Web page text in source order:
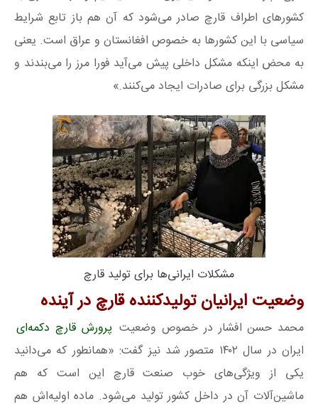
کشورهای اطراف قارچ صادر می‌شود که آن هم باز تابع شرایط
سیاسی با این کشورها به خصوص افغانستان و عراق است. یعنی
به محض اینکه مشکل داخلی پیش می‌آید فورا مرز را می‌بندند و
مشکل بزرگی برای صادرات ایجاد می‌کنند.»
مشکلات ایرانی‌ها برای تولید قارچ
وضعیت ایرانیان تولیدکننده قارچ در آینده
محمد حسن افشار در خصوص وضعیت پرورش قارچ دکمه‌ای
ایران در سال ۱۴۰۲ متصور شد نیز گفت: «همانطور که می‌دانید
یکی از ویژگی‌های خوب صنعت قارچ این است که هم
ماشین‌آلات آن در داخل کشور تولید می‌شود. ماده اولیه‌اش هم